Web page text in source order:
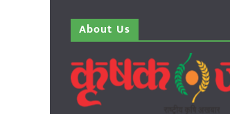
About Us